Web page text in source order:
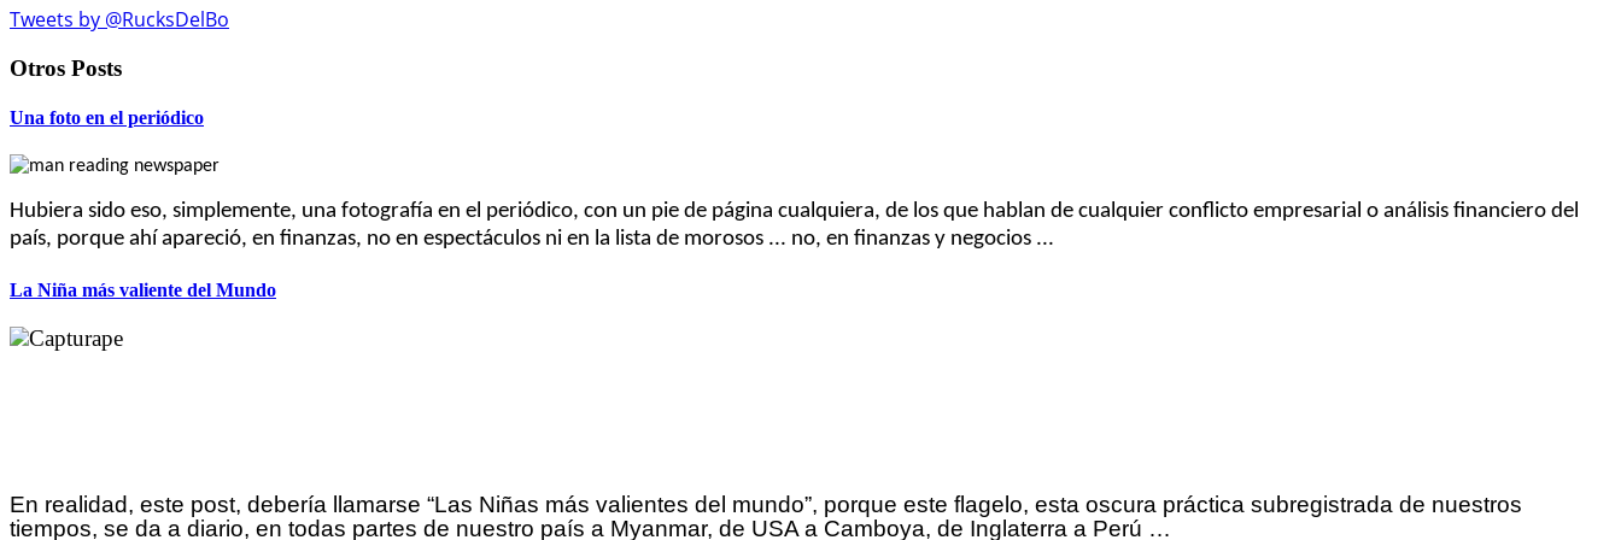
Tweets by @RucksDelBo
Otros Posts
Una foto en el periódico
Hubiera sido eso, simplemente, una fotografía en el periódico, con un pie de página cualquiera, de los que hablan de cualquier conflicto empresarial o análisis financiero del
país, porque ahí apareció, en finanzas, no en espectáculos ni en la lista de morosos ... no, en finanzas y negocios ...
La Niña más valiente del Mundo
En realidad, este post, debería llamarse “Las Niñas más valientes del mundo”, porque este flagelo, esta oscura práctica subregistrada de nuestros
tiempos, se da a diario, en todas partes de nuestro país a Myanmar, de USA a Camboya, de Inglaterra a Perú …